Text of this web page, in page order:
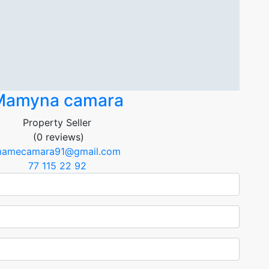
camara
Property Seller
(0 reviews)
77 115 22 92